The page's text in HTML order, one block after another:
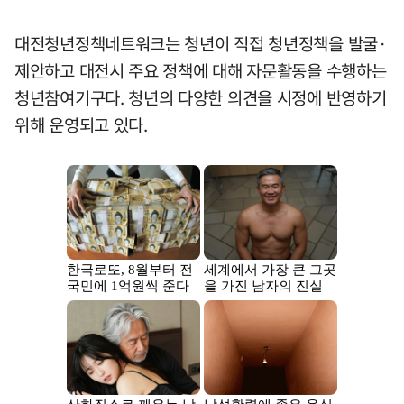
대전청년정책네트워크는 청년이 직접 청년정책을 발굴·
제안하고 대전시 주요 정책에 대해 자문활동을 수행하는
청년참여기구다. 청년의 다양한 의견을 시정에 반영하기
위해 운영되고 있다.